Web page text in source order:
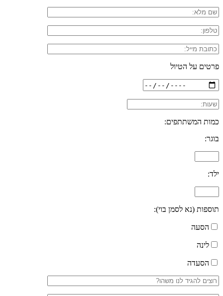
פרטים על הטיול
כמות המשתתפים:
בוגר:
ילד:
תוספות (נא לסמן בוי):
הסעה
לינה
הסעדה